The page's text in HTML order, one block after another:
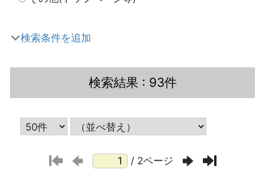
検索条件を追加
検索結果 : 93件
/ 2ページ